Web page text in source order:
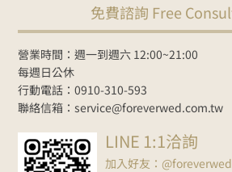
Line諮詢 goo.gl/zbYK49新
紀錄 #婚禮樂團
2026-06-01
免費諮詢 Free
營業時間：週一到週六 12:00~21:00
每週日公休
行動電話：0910-310-593
聯絡信箱：service@foreverwed.com.tw
LINE 1:1洽詢
加入好友：@foreverwed